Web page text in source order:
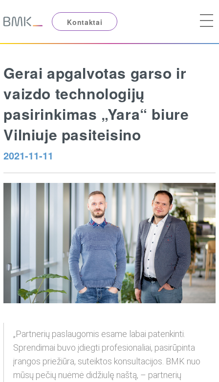
Kontaktai
Gerai apgalvotas garso ir
vaizdo technologijų
pasirinkimas „Yara“ biure
Vilniuje pasiteisino
2021-11-11
„Partnerių paslaugomis esame labai patenkinti.
Sprendimai buvo įdiegti profesionaliai, pasirūpinta
įrangos priežiūra, suteiktos konsultacijos. BMK nuo
mūsų pečių nuėmė didžiulę naštą, – partnerių